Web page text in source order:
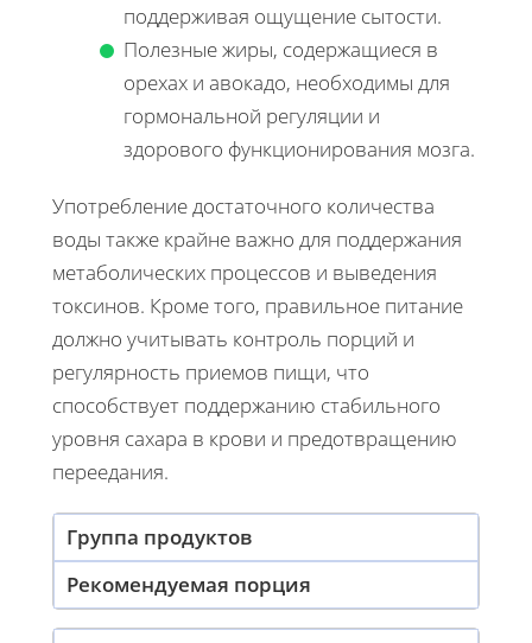
поддерживая ощущение сытости.
Полезные жиры, содержащиеся в
орехах и авокадо, необходимы для
гормональной регуляции и
здорового функционирования мозга.
Употребление достаточного количества
воды также крайне важно для поддержания
метаболических процессов и выведения
токсинов. Кроме того, правильное питание
должно учитывать контроль порций и
регулярность приемов пищи, что
способствует поддержанию стабильного
уровня сахара в крови и предотвращению
переедания.
Группа продуктов
Рекомендуемая порция